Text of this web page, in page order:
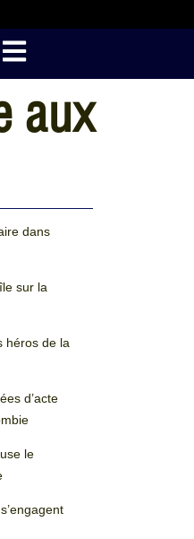
aux
dans
sur la
héros de la
d’acte
le